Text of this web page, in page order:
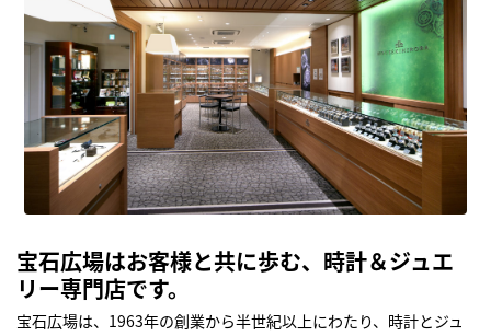
宝石広場はお客様と共に歩む、時計＆ジュエ
リー専門店です。
宝石広場は、1963年の創業から半世紀以上にわたり、時計とジュ